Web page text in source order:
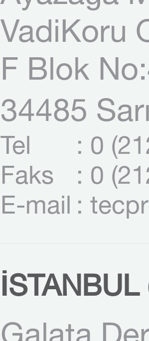
VadiKoru
F Blok
34485
Tel
: 0
Faks
: 0
E-mail :